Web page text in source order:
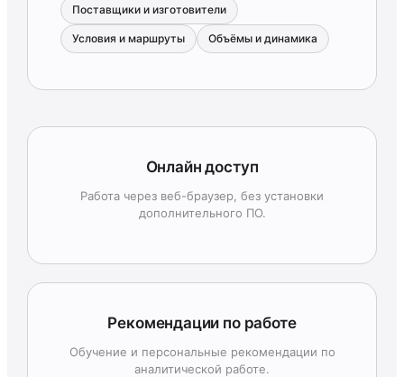
Поставщики и изготовители
Условия и маршруты Объёмы и динамика
Онлайн доступ
Работа через веб-браузер, без установки
дополнительного ПО.
Рекомендации по работе
Обучение и персональные рекомендации по
аналитической работе.